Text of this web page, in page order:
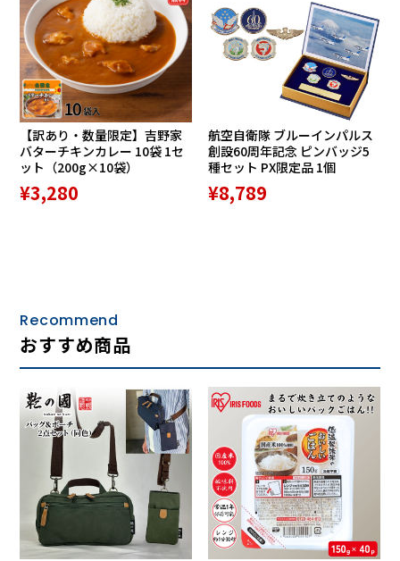
【訳あり・数量限定】吉野家
バターチキンカレー 10袋 1セ
ット（200g×10袋）
¥3,280
航空自衛隊 ブルーインパルス
創設60周年記念 ピンバッジ5
種セット PX限定品 1個
¥8,789
Recommend
おすすめ商品